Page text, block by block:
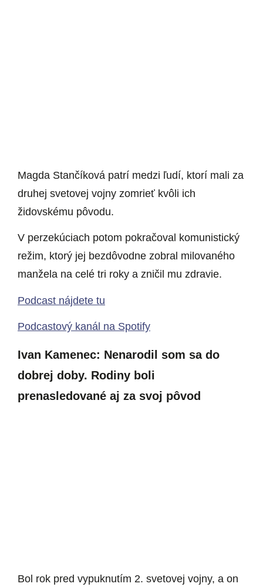
Magda Stančíková patrí medzi ľudí, ktorí mali za
druhej svetovej vojny zomrieť kvôli ich
židovskému pôvodu.
V perzekúciach potom pokračoval komunistický
režim, ktorý jej bezdôvodne zobral milovaného
manžela na celé tri roky a zničil mu zdravie.
Podcast nájdete tu
Podcastový kanál na Spotify
Ivan Kamenec: Nenarodil som sa do
dobrej doby. Rodiny boli
prenasledované aj za svoj pôvod
Bol rok pred vypuknutím 2. svetovej vojny, a on